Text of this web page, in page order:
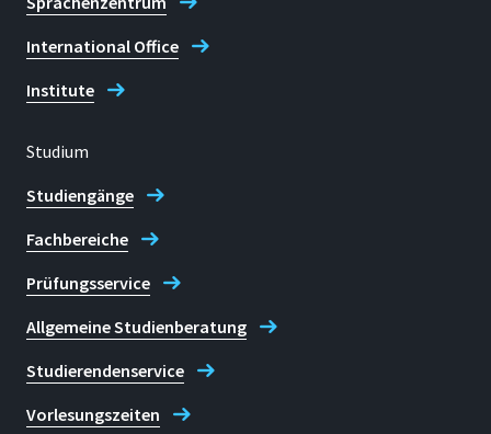
International Office
Institute
Studium
Studiengänge
Fachbereiche
Prüfungsservice
Allgemeine Studienberatung
Studierendenservice
Vorlesungszeiten